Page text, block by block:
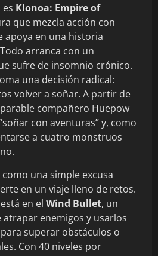
Klonoa: Empire of
que mezcla acción con
apoya en una historia
arranca con un
sufre de insomnio crónico.
una decisión radical:
volver a soñar. A partir de
compañero Huepow
con aventuras” y, como
a cuatro monstruos
una simple excusa
en un viaje lleno de retos.
en el Wind Bullet, un
enemigos y usarlos
superar obstáculos o
Con 40 niveles por